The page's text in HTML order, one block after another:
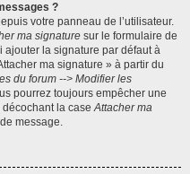
?
votre panneau de l’utilisateur.
ma signature sur le formulaire de
ajouter la signature par défaut à
ma signature » à partir du
du forum --> Modifier les
pourrez toujours empêcher une
décochant la caseAttacher ma
message.